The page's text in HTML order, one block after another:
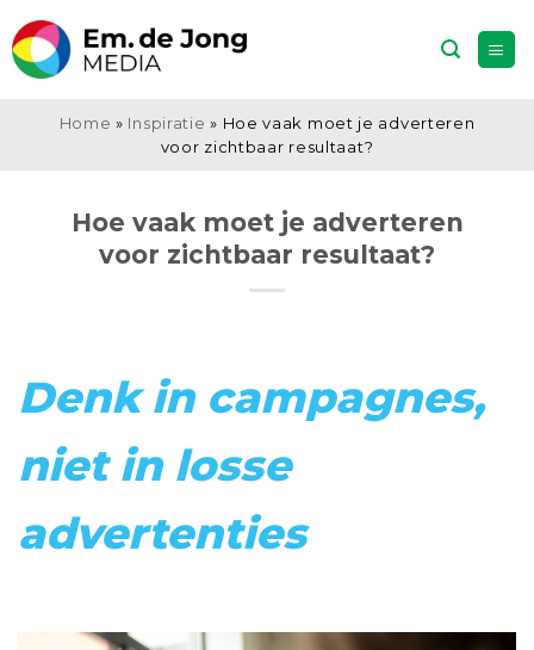
naar
inhoud
Home » Inspiratie » Hoe vaak moet je adverteren
voor zichtbaar resultaat?
Hoe vaak moet je adverteren
voor zichtbaar resultaat?
Denk in campagnes,
niet in losse
advertenties